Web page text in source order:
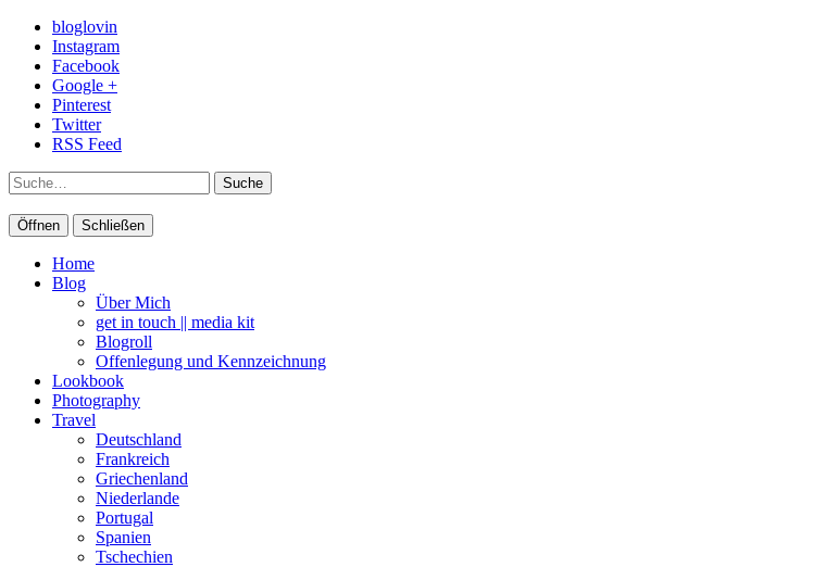
bloglovin
Instagram
Facebook
Google +
Pinterest
Twitter
RSS Feed
Suche
Öffnen Schließen
Home
Blog
Über Mich
get in touch || media kit
Blogroll
Offenlegung und Kennzeichnung
Lookbook
Photography
Travel
Deutschland
Frankreich
Griechenland
Niederlande
Portugal
Spanien
Tschechien